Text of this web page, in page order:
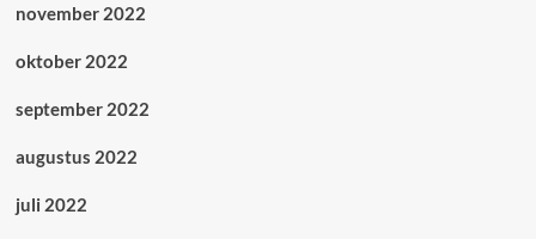
november 2022
oktober 2022
september 2022
augustus 2022
juli 2022